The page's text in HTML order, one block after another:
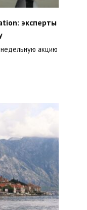
эксперты
акцию